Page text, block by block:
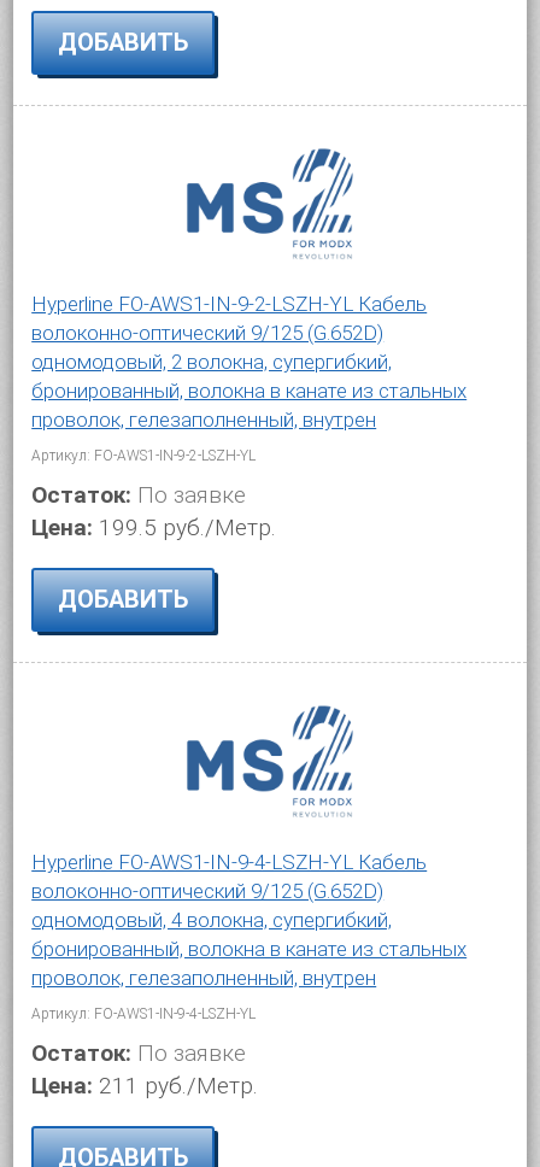
ДОБАВИТЬ
Hyperline FO-AWS1-IN-9-2-LSZH-YL Кабель
волоконно-оптический 9/125 (G.652D)
одномодовый, 2 волокна, супергибкий,
бронированный, волокна в канате из стальных
проволок, гелезаполненный, внутрен
Артикул: FO-AWS1-IN-9-2-LSZH-YL
Остаток: По заявке
Цена: 199.5 руб./Метр.
ДОБАВИТЬ
Hyperline FO-AWS1-IN-9-4-LSZH-YL Кабель
волоконно-оптический 9/125 (G.652D)
одномодовый, 4 волокна, супергибкий,
бронированный, волокна в канате из стальных
проволок, гелезаполненный, внутрен
Артикул: FO-AWS1-IN-9-4-LSZH-YL
Остаток: По заявке
Цена: 211 руб./Метр.
ДОБАВИТЬ